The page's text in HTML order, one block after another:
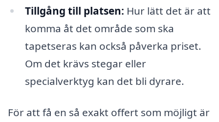
Tillgång till platsen: Hur lätt det är att
komma åt det område som ska
tapetseras kan också påverka priset.
Om det krävs stegar eller
specialverktyg kan det bli dyrare.
För att få en så exakt offert som möjligt är